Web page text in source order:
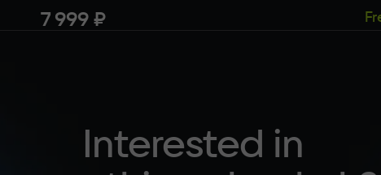
7 999 ₽
Interested in